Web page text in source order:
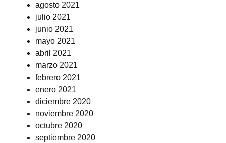
agosto 2021
julio 2021
junio 2021
mayo 2021
abril 2021
marzo 2021
febrero 2021
enero 2021
diciembre 2020
noviembre 2020
octubre 2020
septiembre 2020